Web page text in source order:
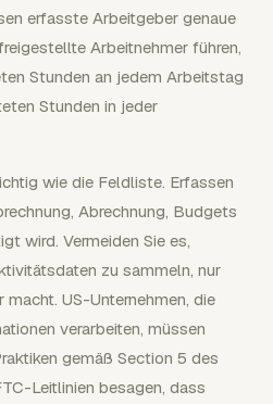
erfasste Arbeitgeber genaue
Arbeitnehmer führen,
Stunden an jedem Arbeitstag
Stunden in jeder
wie die Feldliste. Erfassen
Abrechnung, Budgets
wird. Vermeiden Sie es,
zu sammeln, nur
US-Unternehmen, die
verarbeiten, müssen
gemäß Section 5 des
Leitlinien besagen, dass